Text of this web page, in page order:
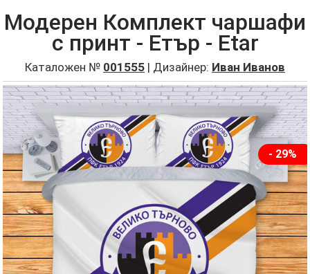
Модерен Комплект чаршафи
с принт - Етър - Etar
Каталожен № 001555 | Дизайнер: Иван Иванов
- 29%